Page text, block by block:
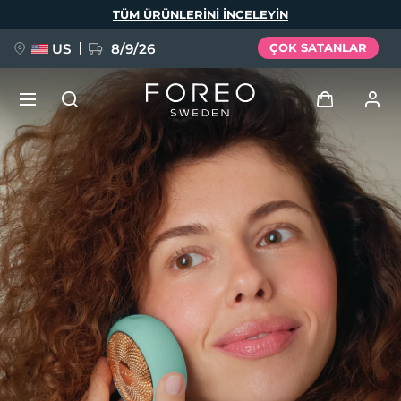
TÜM ÜRÜNLERINI INCELEYIN
US 8/9/26 ÇOK SATANLAR
Giriş
Kullanici profi̇li̇
Cihazlarım
Siparişlerim
Adresim
Aboneliklerim
YENİ
FAQ™ Pure Beauty-Tech Elixir
BREAKING NEWS
issa™ Teeth Whitening Set
Dil Seçimi
English Deutsch
Español
Français
Italiano
Português
Polski
Svenska
Русский
Türkçe
简体中文 繁體中文